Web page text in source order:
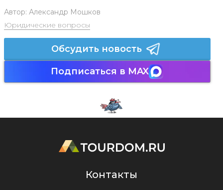
Автор: Александр Мошков
Юридические вопросы
Обсудить новость
Подписаться в MAX
Контакты